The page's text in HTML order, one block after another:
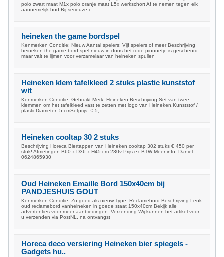
polo zwart maat M1x polo oranje maat L5x werkschort Af te nemen tegen elk
aannemelijk bod.Bij serieuze i
heineken the game bordspel
Kenmerken Conditie: Nieuw Aantal spelers: Vijf spelers of meer Beschrijving
heineken the game bord spel nieuw in doos het rode pionnetje is gescheurd
maar valt te lijmen voor verzamelaar van heineken spullen
Heineken klem tafelkleed 2 stuks plastic kunststof
wit
Kenmerken Conditie: Gebruikt Merk: Heineken Beschrijving Set van twee
klemmen om het tafelkleed vast te zetten met logo van Heineken.Kunststof /
plasticDiameter: 5 cmSetprijs: € 5,-
Heineken cooltap 30 2 stuks
Beschrijving Horeca Biertappen van Heineken cooltap 302 stuks € 450 per
stuk! Afmetingen B60 x D36 x H45 cm 230v Prijs ex BTW Meer info: Daniel
0624865930
Oud Heineken Emaille Bord 150x40cm bij
PANDJESHUIS GOUT
Kenmerken Conditie: Zo goed als nieuw Type: Reclamebord Beschrijving Leuk
oud reclamebord vanheineken in goede staat 150x40cm Bekijk alle
advertenties voor meer aanbiedingen. Verzending:Wij kunnen het artikel voor
u verzenden via PostNL, na ontvangst
Horeca deco versiering Heineken bier spiegels -
Gadgets hu..